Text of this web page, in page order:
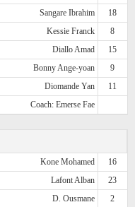
Sangare Ibrahim
18
Kessie Franck
8
Diallo Amad
15
Bonny Ange-yoan
9
Diomande Yan
11
Coach: Emerse Fae
Kone Mohamed
16
Lafont Alban
23
D. Ousmane
2